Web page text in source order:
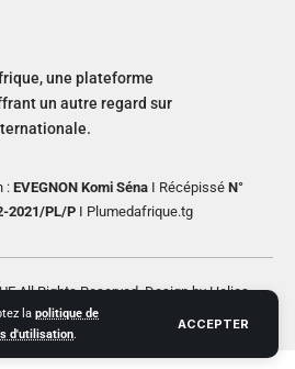
la politique de
d'utilisation.
ACCEPTER
une plateforme
un autre regard sur
: EVEGNON Komi SénaI RécépisséN°
2021/PL/PI Plumedafrique.tg
All Rights Reserved. Design by Helios
Creative